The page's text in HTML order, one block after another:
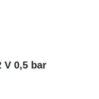
V 0,5 bar